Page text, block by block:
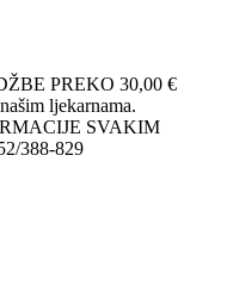
PREKO 30,00 €
ljekarnama.
SVAKIM
388-829